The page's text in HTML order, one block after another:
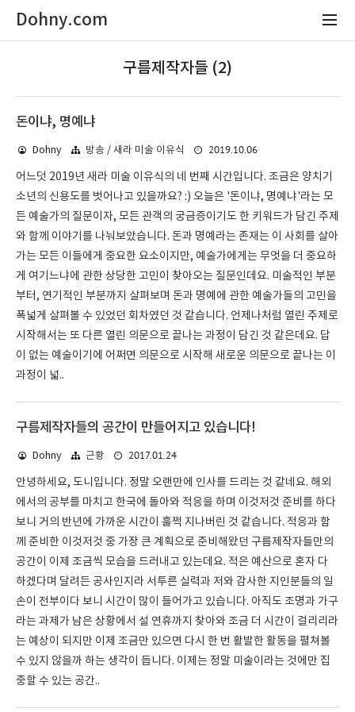
Dohny.com
구름제작자들 (2)
돈이냐, 명예냐
Dohny 방송 / 새라 미술 이유식 2019.10.06
어느덧 2019년 새라 미술 이유식의 네 번째 시간입니다. 조금은 양치기
소년의 신용도를 벗어나고 있을까요? :) 오늘은 '돈이냐, 명예냐'라는 모
든 예술가의 질문이자, 모든 관객의 궁금증이기도 한 키워드가 담긴 주제
와 함께 이야기를 나눠보았습니다. 돈과 명예라는 존재는 이 사회를 살아
가는 모든 이들에게 중요한 요소이지만, 예술가에게는 무엇을 더 중요하
게 여기느냐에 관한 상당한 고민이 찾아오는 질문인데요. 미술적인 부분
부터, 연기적인 부분까지 살펴보며 돈과 명예에 관한 예술가들의 고민을
폭넓게 살펴볼 수 있었던 회차였던 것 같습니다. 언제나처럼 열린 주제로
시작해서는 또 다른 열린 의문으로 끝나는 과정이 담긴 것 같은데요. 답
이 없는 예술이기에 어쩌면 의문으로 시작해 새로운 의문으로 끝나는 이
과정이 넓..
구름제작자들의 공간이 만들어지고 있습니다!
Dohny 근황 2017.01.24
안녕하세요, 도니입니다. 정말 오랜만에 인사를 드리는 것 같네요. 해외
에서의 공부를 마치고 한국에 돌아와 적응을 하며 이것저것 준비를 하다
보니 거의 반년에 가까운 시간이 훌쩍 지나버린 것 같습니다. 적응과 함
께 준비한 이것저것 중 가장 큰 계획으로 준비해왔던 구름제작자들만의
공간이 이제 조금씩 모습을 드러내고 있는데요. 적은 예산으로 혼자 다
하겠다며 달려든 공사인지라 서투른 실력과 저와 감사한 지인분들의 일
손이 전부이다 보니 시간이 많이 들어가고 있습니다. 아직도 조명과 가구
라는 과제가 남은 상황에서 설 연휴까지 찾아와 조금 더 시간이 걸리리라
는 예상이 되지만 이제 조금만 있으면 다시 한 번 활발한 활동을 펼쳐볼
수 있지 않을까 하는 생각이 듭니다. 이제는 정말 미술이라는 것에만 집
중할 수 있는 공간..